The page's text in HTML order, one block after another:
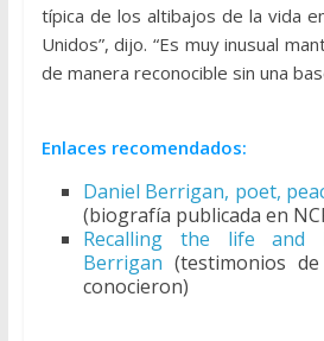
típica de los altibajos de la vida
Unidos”, dijo. “Es muy inusual
de manera reconocible sin una
Enlaces recomendados:
Daniel Berrigan, poet,
(biografía publicada en
Recalling the life and
Berrigan (testimonios
conocieron)